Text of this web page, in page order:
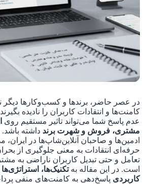
در عصر حاضر، برندها و کسب‌وکارها دیگر
کامنت‌ها و انتقادات کاربران را نادیده
عدم پاسخ شما می‌تواند تاثیر مستقیم روی
مشتری، فروش و شهرت برند داشته باشد.
ادمین‌ها و صاحبان آنلاین‌شاپ‌ها در ایران،
حرفه‌ای انتقادات به معنی جلوگیری از
تعامل و حتی تبدیل کاربران ناراضی به
است. در این مقاله بهتکنیک‌ها، استراتژی‌ها
کاربردی پاسخ‌دهی به کامنت‌های منفی